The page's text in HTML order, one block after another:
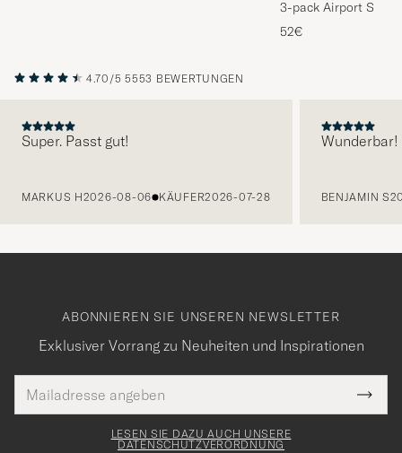
3-pack Airport
Melange
52€
4.70/5 5553 BEWERTUNGEN
Super. Passt gut!
MARKUS H2026-08-06 KÄUFER2026-07-28
Wunderbar!
BENJAMIN S
ABONNIEREN SIE UNSEREN NEWSLETTER
Exklusiver Vorrang zu Neuheiten und Inspirationen
Mail
Adresse
Tack
för
LESEN SIE DAZU AUCH UNSERE
DATENSCHUTZVERORDNUNG